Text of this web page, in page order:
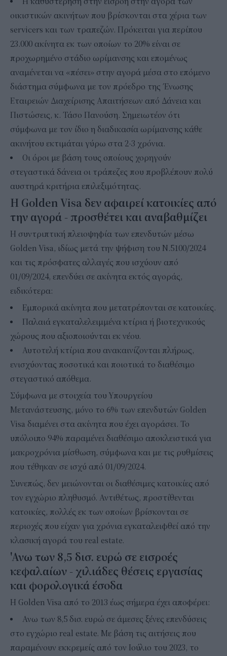
οικιστικών ακινήτων που βρίσκονται στα χέρια των
servicers και των τραπεζών. Πρόκειται για περίπου
23.000 ακίνητα εκ των οποίων το 20% είναι σε
προχωρημένο στάδιο ωρίμανσης και επομένως
αναμένεται να «πέσει» στην αγορά μέσα στο επόμενο
διάστημα σύμφωνα με τον πρόεδρο της Ένωσης
Εταιρειών Διαχείρισης Απαιτήσεων από Δάνεια και
Πιστώσεις, κ. Τάσο Πανούση. Σημειωτέον ότι
σύμφωνα με τον ίδιο η διαδικασία ωρίμανσης κάθε
ακινήτου εκτιμάται γύρω στα 2-3 χρόνια.
Οι όροι με βάση τους οποίους χορηγούν
στεγαστικά δάνεια οι τράπεζες που προβλέπουν πολύ
αυστηρά κριτήρια επιλεξιμότητας.
Η Golden Visa δεν αφαιρεί κατοικίες από
την αγορά - προσθέτει και αναβαθμίζει
Η συντριπτική πλειοψηφία των επενδυτών μέσω
Golden Visa, ιδίως μετά την ψήφιση του Ν.5100/2024
και τις πρόσφατες αλλαγές που ισχύουν από
01/09/2024, επενδύει σε ακίνητα εκτός αγοράς,
ειδικότερα:
Εμπορικά ακίνητα που μετατρέπονται σε κατοικίες.
Παλαιά εγκαταλελειμμένα κτίρια ή βιοτεχνικούς
χώρους που αξιοποιούνται εκ νέου.
Αυτοτελή κτίρια που ανακαινίζονται πλήρως,
ενισχύοντας ποσοτικά και ποιοτικά το διαθέσιμο
στεγαστικό απόθεμα.
Σύμφωνα με στοιχεία του Υπουργείου
Μετανάστευσης, μόνο το 6% των επενδυτών Golden
Visa διαμένει στα ακίνητα που έχει αγοράσει. Το
υπόλοιπο 94% παραμένει διαθέσιμο αποκλειστικά για
μακροχρόνια μίσθωση, σύμφωνα και με τις ρυθμίσεις
που τέθηκαν σε ισχύ από 01/09/2024.
Συνεπώς, δεν μειώνονται οι διαθέσιμες κατοικίες από
τον εγχώριο πληθυσμό. Αντιθέτως, προστίθενται
κατοικίες, πολλές εκ των οποίων βρίσκονται σε
περιοχές που είχαν για χρόνια εγκαταλειφθεί από την
κλασική αγορά του real estate.
'Ανω των 8,5 δισ. ευρώ σε εισροές
κεφαλαίων - χιλιάδες θέσεις εργασίας
και φορολογικά έσοδα
Η Golden Visa από το 2013 έως σήμερα έχει αποφέρει:
Ανω των 8,5 δισ. ευρώ σε άμεσες ξένες επενδύσεις
στο εγχώριο real estate. Με βάση τις αιτήσεις που
παραμένουν εκκρεμείς από τον Ιούλιο του 2023, το